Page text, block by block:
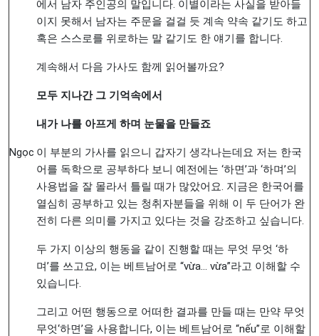
에서 남자 주인공의 말입니다. 이별이라는 사실을 받아들
이지 못해서 남자는 주문을 걸걸 듯 계속 약속 같기도 하고
혹은 스스로를 위로하는 말 같기도 한 얘기를 합니다.
계속해서 다음 가사도 함께 읽어볼까요?
모두 지나간 그 기억속에서
내가 나를 아프게 하며 눈물을 만들죠
Ngọc 이 부분의 가사를 읽으니 갑자기 생각나는데요 저는 한국
어를 독학으로 공부하다 보니 예전에는 ‘하면’과 ‘하며’의
사용법을 잘 몰라서 틀릴 때가 많았어요. 지금은 한국어를
열심히 공부하고 있는 청취자분들을 위해 이 두 단어가 완
전히 다른 의미를 가지고 있다는 것을 강조하고 싶습니다.
두 가지 이상의 행동을 같이 진행할 때는 무엇 무엇 ‘하
며’를 쓰고요, 이는 베트남어로 “vừa… vừa”라고 이해할 수
있습니다.
그리고 어떤 행동으로 어떠한 결과를 만들 때는 만약 무엇
무엇‘하면’을 사용합니다, 이는 베트남어로 “nếu”로 이해할